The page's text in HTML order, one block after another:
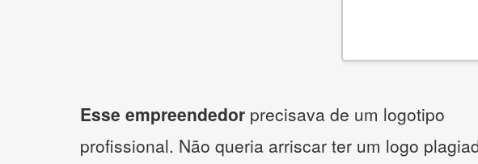
Esse empreendedor precisava de um logotipo
profissional. Não queria arriscar ter um logo